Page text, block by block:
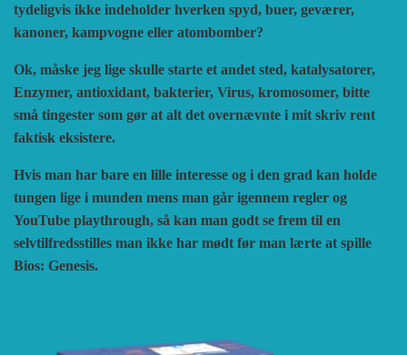
BLUE PANTHER
CATASTROPHE GAMES
COMPASS GAMES
CONFLICT SIMULATIONS
CONQUISTADOR GAMES
HISTORIC WINGS
HISTORIC'ONE
LARRY M. PINKERTON JR.
LOCK N LOAD PUBLISHING
SHAKOS
SNAFU DESIGNS
TRAFALGAR EDITIONS
TS TACTICS AND STRATEGY
TURNING POINTS SIMULATIONS
CUBE4ME
tydeligvis ikke indeholder hverken spyd, buer, geværer,
kanoner, kampvogne eller atombomber?
Ok, måske jeg lige skulle starte et andet sted, katalysatorer,
Enzymer, antioxidant, bakterier, Virus, kromosomer, bitte
små tingester som gør at alt det overnævnte i mit skriv rent
faktisk eksistere.
Hvis man har bare en lille interesse og i den grad kan holde
tungen lige i munden mens man går igennem regler og
YouTube playthrough, så kan man godt se frem til en
selvtilfredsstilles man ikke har mødt før man lærte at spille
Bios: Genesis.